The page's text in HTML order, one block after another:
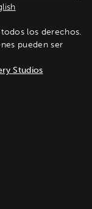
los derechos.
pueden ser
Studios